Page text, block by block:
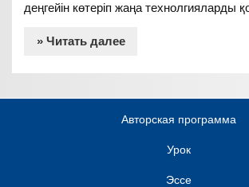
деңгейін көтеріп жаңа технолгияларды
» Читать далее
Авторская программа
Урок
Эссе